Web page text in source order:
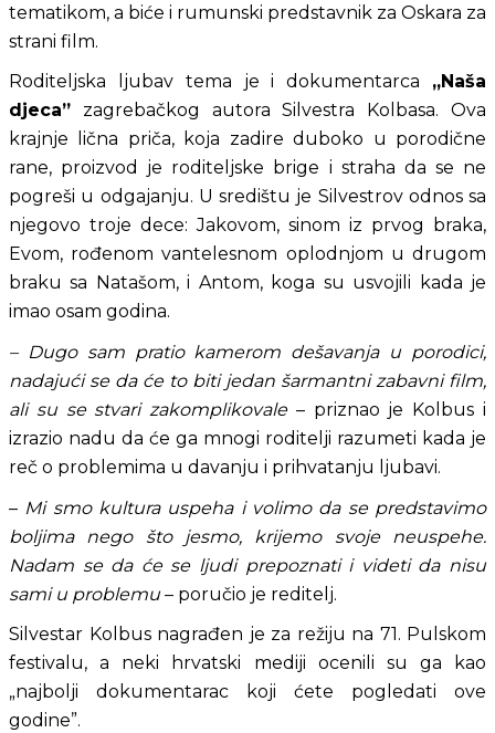
tematikom, a biće i rumunski predstavnik za Oskara za
strani film.
Roditeljska ljubav tema je i dokumentarca „Naša
djeca” zagrebačkog autora Silvestra Kolbasa. Ova
krajnje lična priča, koja zadire duboko u porodične
rane, proizvod je roditeljske brige i straha da se ne
pogreši u odgajanju. U središtu je Silvestrov odnos sa
njegovo troje dece: Jakovom, sinom iz prvog braka,
Evom, rođenom vantelesnom oplodnjom u drugom
braku sa Natašom, i Antom, koga su usvojili kada je
imao osam godina.
– Dugo sam pratio kamerom dešavanja u porodici,
nadajući se da će to biti jedan šarmantni zabavni film,
ali su se stvari zakomplikovale – priznao je Kolbus i
izrazio nadu da će ga mnogi roditelji razumeti kada je
reč o problemima u davanju i prihvatanju ljubavi.
– Mi smo kultura uspeha i volimo da se predstavimo
boljima nego što jesmo, krijemo svoje neuspehe.
Nadam se da će se ljudi prepoznati i videti da nisu
sami u problemu – poručio je reditelj.
Silvestar Kolbus nagrađen je za režiju na 71. Pulskom
festivalu, a neki hrvatski mediji ocenili su ga kao
„najbolji dokumentarac koji ćete pogledati ove
godine”.